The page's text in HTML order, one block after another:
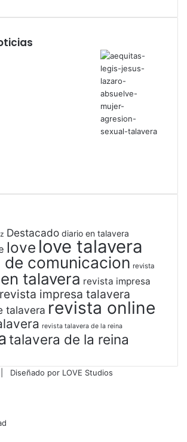
Destacado diario en talavera
love love talavera
de comunicacion revista
talavera revista impresa
revista impresa talavera
talavera revista online
revista talavera de la reina
talavera de la reina
Diseñado por LOVE Studios